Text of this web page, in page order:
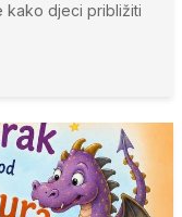
kako djeci približiti